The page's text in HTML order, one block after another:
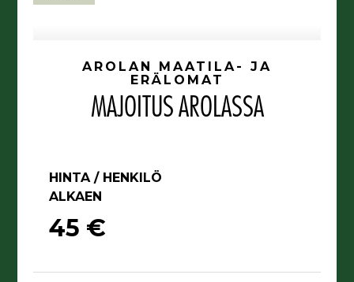
AROLAN MAATILA- JA
ERÄLOMAT
MAJOITUS AROLASSA
HINTA / HENKILÖ
ALKAEN
45 €